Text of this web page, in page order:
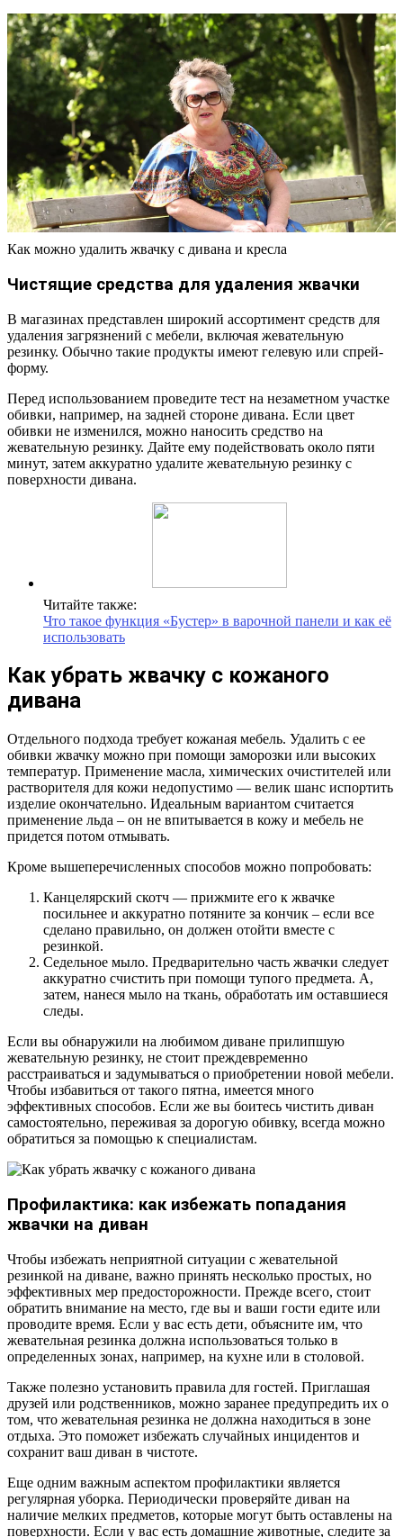
Как можно удалить жвачку с дивана и кресла
Чистящие средства для удаления жвачки
В магазинах представлен широкий ассортимент средств для
удаления загрязнений с мебели, включая жевательную
резинку. Обычно такие продукты имеют гелевую или спрей-
форму.
Перед использованием проведите тест на незаметном участке
обивки, например, на задней стороне дивана. Если цвет
обивки не изменился, можно наносить средство на
жевательную резинку. Дайте ему подействовать около пяти
минут, затем аккуратно удалите жевательную резинку с
поверхности дивана.
Читайте также:
Что такое функция «Бустер» в варочной панели и как её
использовать
Как убрать жвачку с кожаного
дивана
Отдельного подхода требует кожаная мебель. Удалить с ее
обивки жвачку можно при помощи заморозки или высоких
температур. Применение масла, химических очистителей или
растворителя для кожи недопустимо — велик шанс испортить
изделие окончательно. Идеальным вариантом считается
применение льда – он не впитывается в кожу и мебель не
придется потом отмывать.
Кроме вышеперечисленных способов можно попробовать:
Канцелярский скотч — прижмите его к жвачке
посильнее и аккуратно потяните за кончик – если все
сделано правильно, он должен отойти вместе с
резинкой.
Седельное мыло. Предварительно часть жвачки следует
аккуратно счистить при помощи тупого предмета. А,
затем, нанеся мыло на ткань, обработать им оставшиеся
следы.
Если вы обнаружили на любимом диване прилипшую
жевательную резинку, не стоит преждевременно
расстраиваться и задумываться о приобретении новой мебели.
Чтобы избавиться от такого пятна, имеется много
эффективных способов. Если же вы боитесь чистить диван
самостоятельно, переживая за дорогую обивку, всегда можно
обратиться за помощью к специалистам.
Профилактика: как избежать попадания
жвачки на диван
Чтобы избежать неприятной ситуации с жевательной
резинкой на диване, важно принять несколько простых, но
эффективных мер предосторожности. Прежде всего, стоит
обратить внимание на место, где вы и ваши гости едите или
проводите время. Если у вас есть дети, объясните им, что
жевательная резинка должна использоваться только в
определенных зонах, например, на кухне или в столовой.
Также полезно установить правила для гостей. Приглашая
друзей или родственников, можно заранее предупредить их о
том, что жевательная резинка не должна находиться в зоне
отдыха. Это поможет избежать случайных инцидентов и
сохранит ваш диван в чистоте.
Еще одним важным аспектом профилактики является
регулярная уборка. Периодически проверяйте диван на
наличие мелких предметов, которые могут быть оставлены на
поверхности. Если у вас есть домашние животные, следите за